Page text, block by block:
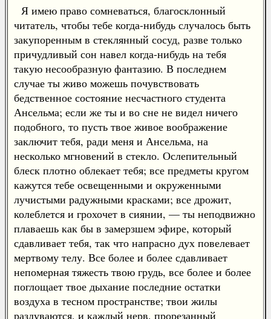
Я имею право сомневаться, благосклонный
читатель, чтобы тебе когда-нибудь случалось быть
закупоренным в стеклянный сосуд, разве только
причудливый сон навел когда-нибудь на тебя
такую несообразную фантазию. В последнем
случае ты живо можешь почувствовать
бедственное состояние несчастного студента
Ансельма; если же ты и во сне не видел ничего
подобного, то пусть твое живое воображение
заключит тебя, ради меня и Ансельма, на
несколько мгновений в стекло. Ослепительный
блеск плотно облекает тебя; все предметы кругом
кажутся тебе освещенными и окруженными
лучистыми радужными красками; все дрожит,
колеблется и грохочет в сиянии, — ты неподвижно
плаваешь как бы в замерзшем эфире, который
сдавливает тебя, так что напрасно дух повелевает
мертвому телу. Все более и более сдавливает
непомерная тяжесть твою грудь, все более и более
поглощает твое дыхание последние остатки
воздуха в тесном пространстве; твои жилы
раздуваются, и каждый нерв, прорезанный